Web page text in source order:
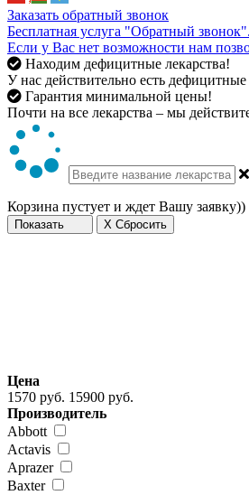
Заказать обратный звонок
Бесплатная услуга "Обратный звонок".
Если у Вас нет возможности нам
Находим дефицитные лекарства!
У нас действительно есть
Гарантия минимальной цены!
Почти на все лекарства – мы
Корзина пустует и ждет Вашу заявку))
Показать X Сбросить
Цена
1570 руб. 15900 руб.
Производитель
Abbott
Actavis
Aprazer
Baxter